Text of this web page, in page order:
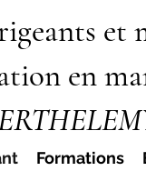
et
en
Formations